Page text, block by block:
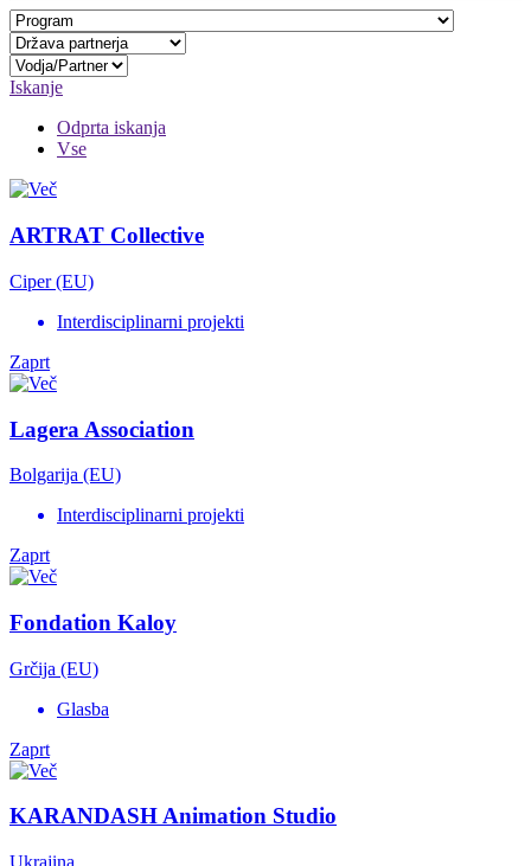
Iskanje
Odprta iskanja
Vse
ARTRAT Collective
Ciper (EU)
Interdisciplinarni projekti
Zaprt
Lagera Association
Bolgarija (EU)
Interdisciplinarni projekti
Zaprt
Fondation Kaloy
Grčija (EU)
Glasba
Zaprt
KARANDASH Animation Studio
Ukrajina